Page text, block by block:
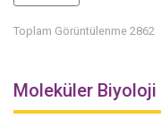
Toplam Görüntülenme 2862
Moleküler Biyoloji